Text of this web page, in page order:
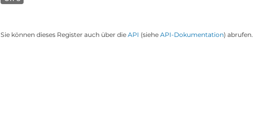
Sie können dieses Register auch über die API (siehe API-Dokumentation) abrufen.